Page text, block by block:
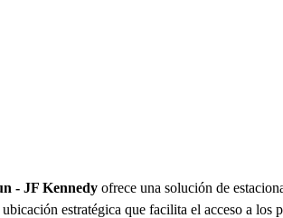
- JF Kennedy ofrece una solución de
estratégica que facilita el acceso a